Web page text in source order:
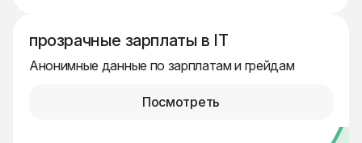
прозрачные зарплаты в IT
Анонимные данные по зарплатам и грейдам
Посмотреть